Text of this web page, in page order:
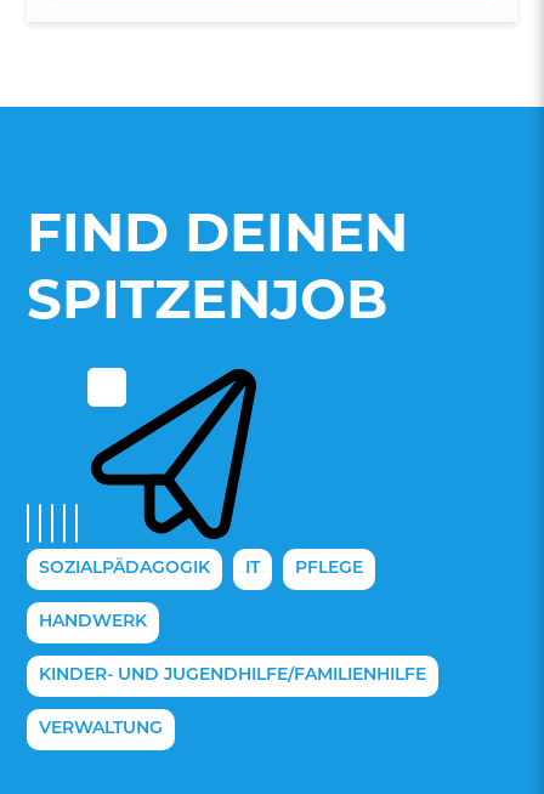
FIND DEINEN
SPITZENJOB
SOZIALPÄDAGOGIK IT PFLEGE
HANDWERK
KINDER- UND JUGENDHILFE/FAMILIENHILFE
VERWALTUNG